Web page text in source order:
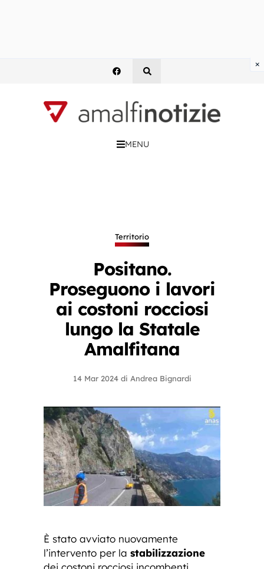
MENU
Territorio
Positano.
Proseguono i lavori
ai costoni rocciosi
lungo la Statale
Amalfitana
14 Mar 2024 di Andrea Bignardi
È stato avviato nuovamente
l’intervento per la stabilizzazione
×